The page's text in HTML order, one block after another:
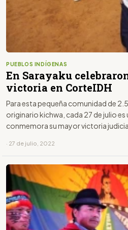
PUEBLOS INDÍGENAS
En Sarayaku
victoria en CorteIDH
Para esta pequeña comunidad de
originario kichwa, cada 27 de julio es
conmemora su mayor victoria
· 27 de julio, 2022